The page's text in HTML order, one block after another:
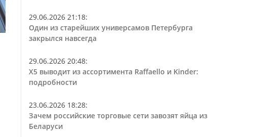
29.06.2026 21:18:
Один из старейших универсамов Петербурга
закрылся навсегда
29.06.2026 20:48:
Х5 выводит из ассортимента Raffaello и Kinder:
подробности
23.06.2026 18:28:
Зачем российские торговые сети завозят яйца из
Беларуси